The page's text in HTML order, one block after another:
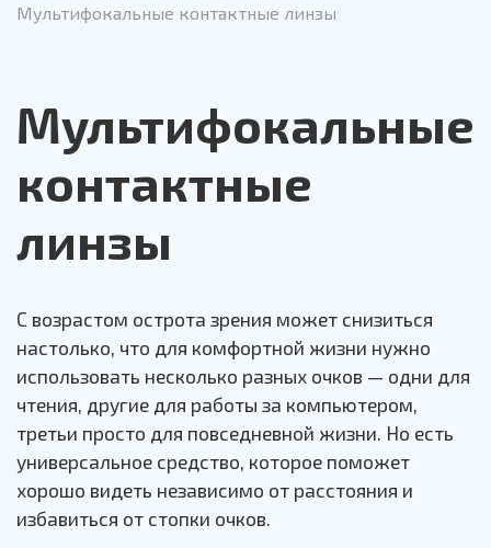
Мультифокальные контактные линзы
Мультифокальные
контактные
линзы
С возрастом острота зрения может снизиться
настолько, что для комфортной жизни нужно
использовать несколько разных очков — одни для
чтения, другие для работы за компьютером,
третьи просто для повседневной жизни. Но есть
универсальное средство, которое поможет
хорошо видеть независимо от расстояния и
избавиться от стопки очков.